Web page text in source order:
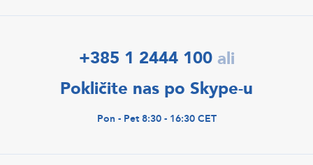
+385 1 2444 100 ali
Pokličite nas po Skype-u
Pon - Pet 8:30 - 16:30 CET